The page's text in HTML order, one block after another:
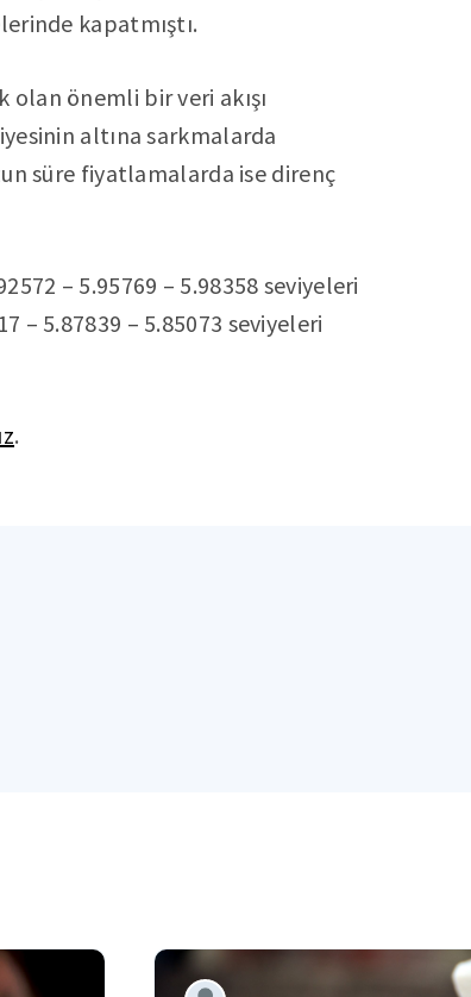
kapatmıştı.
olan önemli bir veri akışı
altına sarkmalarda
süre fiyatlamalarda ise direnç
– 5.95769 – 5.98358 seviyeleri
– 5.87839 – 5.85073 seviyeleri
.